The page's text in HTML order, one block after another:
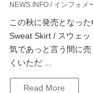
NEWS INFO / インフォメ
この秋に発売となっ
Sweat Skirt / スウェ
気であっと言う間に
くいただ ...
Read More